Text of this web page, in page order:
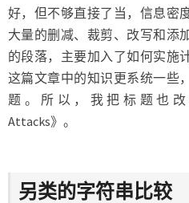
好，但不够直接了当，信息密
大量的删减、裁剪、改写和添
的段落，主要加入了如何实施
这篇文章中的知识更系统一些
题。所以，我把标题也
Attacks》。
另类的字符串比较